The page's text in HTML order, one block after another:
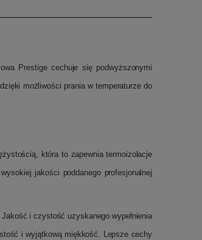
Prestige cechuje się podwyższonymi
możliwości prania w temperaturze do
która to zapewnia termoizolacje
jakości poddanego profesjonalnej
i czystość uzyskanego wypełnienia
i wyjątkową miękkość. Lepsze cechy